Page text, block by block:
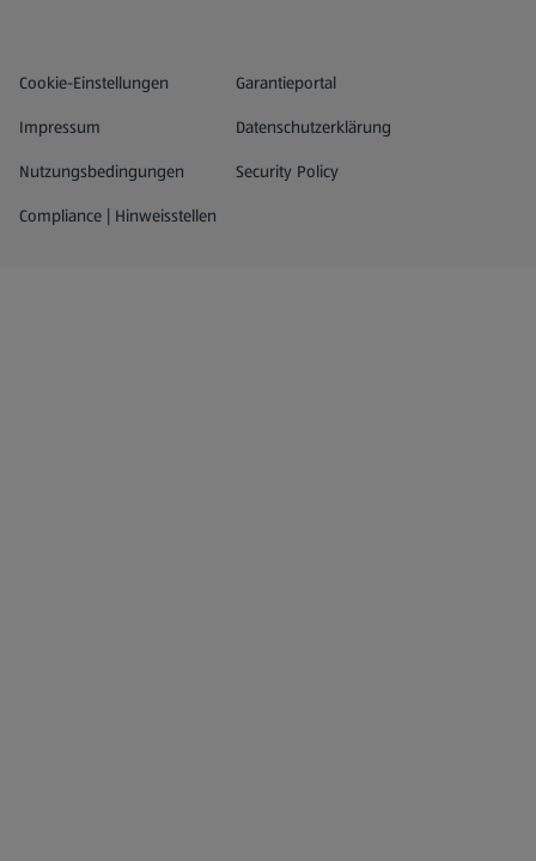
Datenschutz- und Richtlinienmenü
Cookie-Einstellungen Garantieportal
(öffnet in einem neuen Tab)
Impressum
Datenschutzerklärung
Nutzungsbedingungen
Security Policy
Compliance | Hinweisstellen